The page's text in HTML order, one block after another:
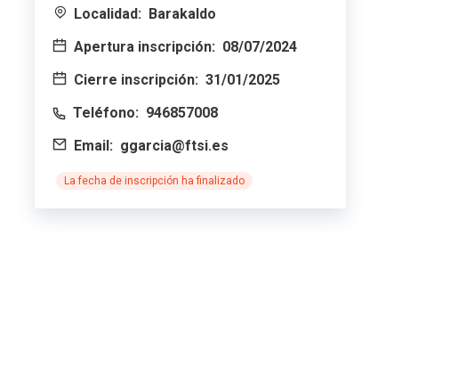
Localidad: Barakaldo
Apertura inscripción: 08/07/2024
Cierre inscripción: 31/01/2025
Teléfono: 946857008
Email: ggarcia@ftsi.es
La fecha de inscripción ha finalizado